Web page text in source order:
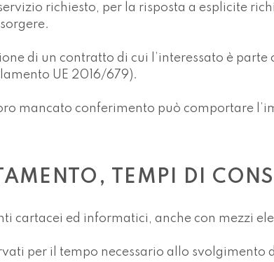
richiesto, per la risposta a esplicite
di un contratto di cui l’interessato è
UE 2016/679).
mancato conferimento può comportare
TEMPI DI
cartacei ed informatici, anche con mezzi
per il tempo necessario allo svolgimento